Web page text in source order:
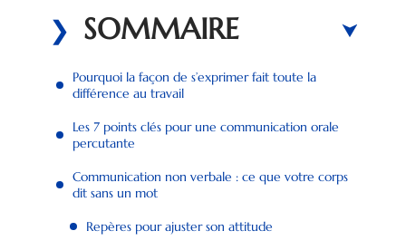
SOMMAIRE
Pourquoi la façon de s’exprimer fait toute la
différence au travail
Les 7 points clés pour une communication orale
percutante
Communication non verbale : ce que votre corps
dit sans un mot
Repères pour ajuster son attitude